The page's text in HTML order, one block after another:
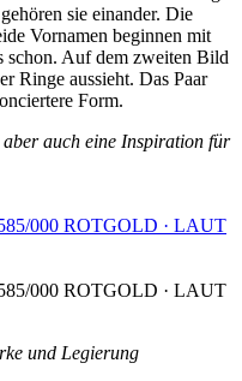
sie einander. Die
Vornamen beginnen mit
schon. Auf dem zweiten Bild
Ringe aussieht. Das Paar
Form.
auch eine Inspiration für
000 ROTGOLD · LAUT
000 ROTGOLD · LAUT
und Legierung